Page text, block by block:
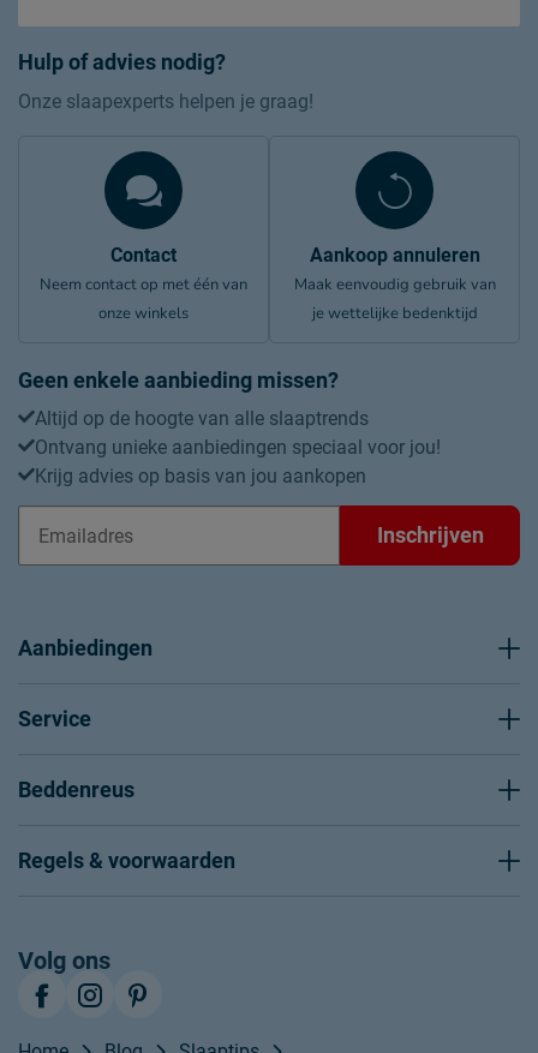
Hulp of advies nodig?
Onze slaapexperts helpen je graag!
Contact
Neem contact op met één van
onze winkels
Aankoop annuleren
Maak eenvoudig gebruik van
je wettelijke bedenktijd
Geen enkele aanbieding missen?
Altijd op de hoogte van alle slaaptrends
Ontvang unieke aanbiedingen speciaal voor jou!
Krijg advies op basis van jou aankopen
Inschrijven
Aanbiedingen
Service
Beddenreus
Regels & voorwaarden
Volg ons